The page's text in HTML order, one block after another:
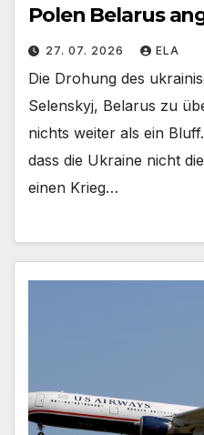
Polen Belarus
27. 07. 2026 ELA
Die Drohung des
Selenskyj, Belarus zu
nichts weiter als ein
dass die Ukraine nicht
einen Krieg…